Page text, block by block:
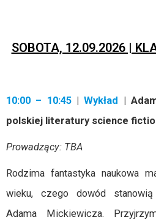
SOBOTA, 12.09.2026 |
10:00 – 10:45|Wykład |
polskiej literatury science
Prowadzący: TBA
Rodzima fantastyka naukowa
wieku, czego dowód
Adama Mickiewicza.